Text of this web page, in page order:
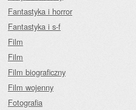
Fantastyka i horror
Fantastyka i s-f
Film
Film
Film biograficzny
Film wojenny
Fotografia